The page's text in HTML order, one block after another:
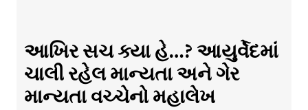
આખિર સચ ક્યા હે…? આયુર્વેદમાં
ચાલી રહેલ માન્યતા અને ગેર
માન્યતા વચ્ચેનો મહાલેખ